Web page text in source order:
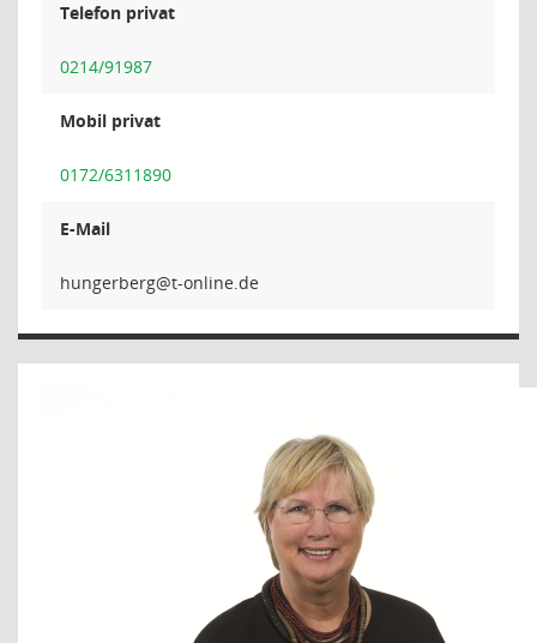
Telefon privat
0214/91987
Mobil privat
0172/6311890
E-Mail
grebr